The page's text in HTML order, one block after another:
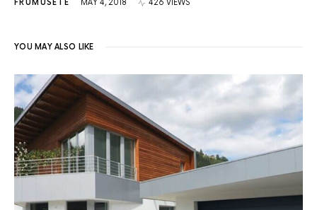
FRUMUSETE MAY 4, 2018 426 VIEWS
YOU MAY ALSO LIKE